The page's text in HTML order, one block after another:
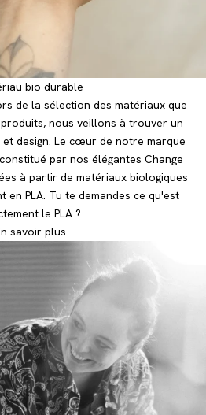
bio durable
de la sélection des matériaux que
nous veillons à trouver un
design. Le cœur de notre marque
par nos élégantes Change
à partir de matériaux biologiques
en PLA. Tu te demandes ce qu'est
le PLA ?
savoir plus